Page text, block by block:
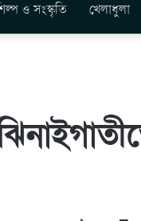
ও সংস্কৃতি খেলাধুলা